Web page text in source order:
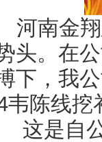
南金翔
头。在
下，我
韦陈线挖
是自公